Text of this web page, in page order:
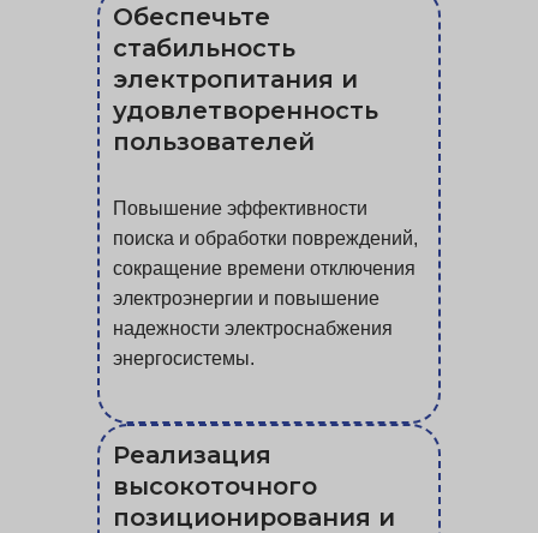
Обеспечьте
стабильность
электропитания и
удовлетворенность
пользователей
Повышение эффективности
поиска и обработки повреждений,
сокращение времени отключения
электроэнергии и повышение
надежности электроснабжения
энергосистемы.
Реализация
высокоточного
позиционирования и